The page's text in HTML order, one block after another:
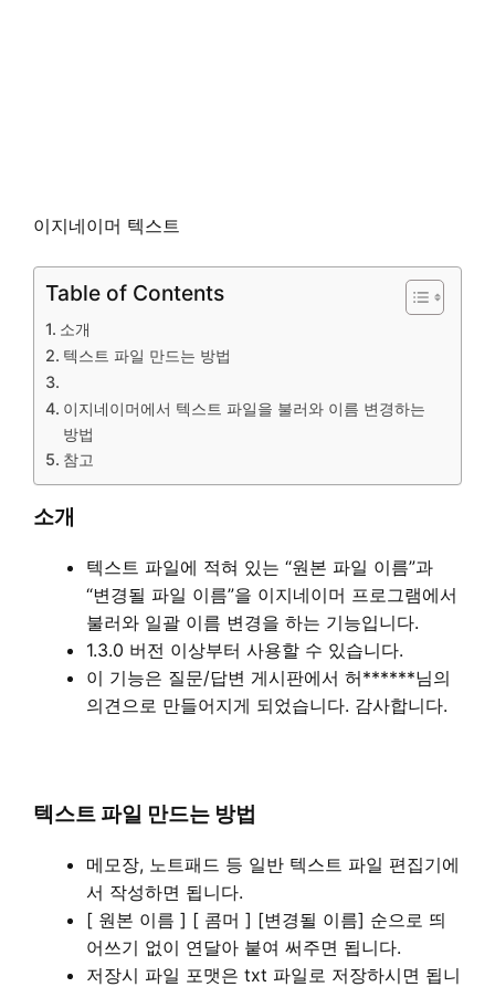
이지네이머 텍스트
Table of Contents
소개
텍스트 파일 만드는 방법
이지네이머에서 텍스트 파일을 불러와 이름 변경하는
방법
참고
소개
텍스트 파일에 적혀 있는 “원본 파일 이름”과
“변경될 파일 이름”을 이지네이머 프로그램에서
불러와 일괄 이름 변경을 하는 기능입니다.
1.3.0 버전 이상부터 사용할 수 있습니다.
이 기능은 질문/답변 게시판에서 허******님의
의견으로 만들어지게 되었습니다. 감사합니다.
텍스트 파일 만드는 방법
메모장, 노트패드 등 일반 텍스트 파일 편집기에
서 작성하면 됩니다.
[ 원본 이름 ] [ 콤머 ] [변경될 이름] 순으로 띄
어쓰기 없이 연달아 붙여 써주면 됩니다.
저장시 파일 포맷은 txt 파일로 저장하시면 됩니